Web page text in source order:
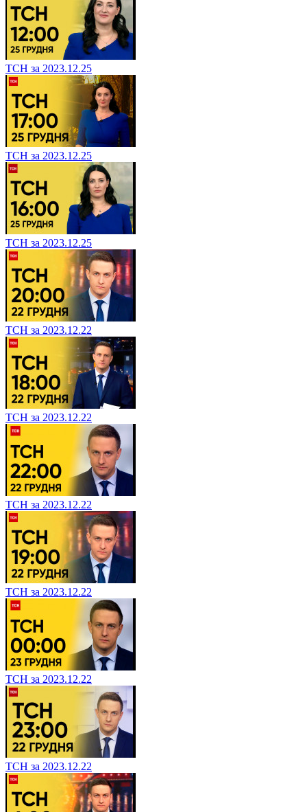
ТСН за 2023.12.25
ТСН за 2023.12.25
ТСН за 2023.12.25
ТСН за 2023.12.22
ТСН за 2023.12.22
ТСН за 2023.12.22
ТСН за 2023.12.22
ТСН за 2023.12.22
ТСН за 2023.12.22